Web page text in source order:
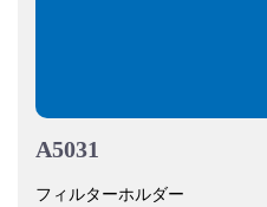
A5031
フィルターホルダー